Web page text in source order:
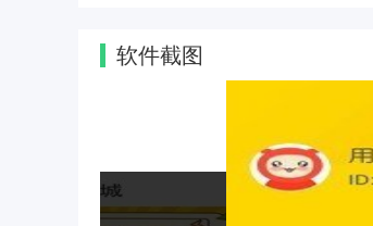
软件截图